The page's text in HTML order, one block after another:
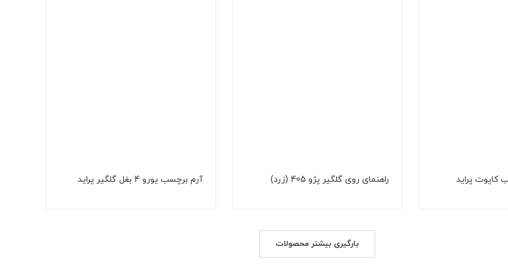
کاپوت پراید
راهنمای روی گلگیر پژو 405 (زرد) آرم برچسب یورو 4 بغل گلگیر پراید
بارگیری بیشتر محصولات